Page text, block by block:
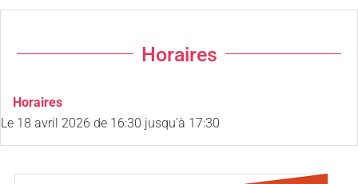
Horaires
Horaires
Le 18 avril 2026 de 16:30 jusqu'à 17:30